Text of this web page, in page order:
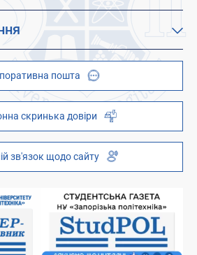
університет (ДЮНУ)
підрозділи
для оприлюднення
України
1545
пошта
скринька довіри
зв'язок щодо сайту